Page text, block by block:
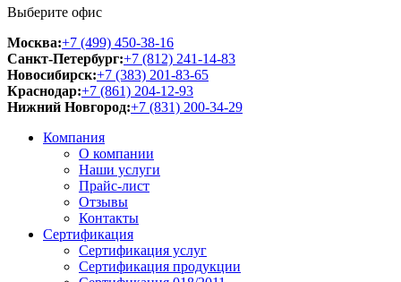
Выберите офис
Москва:+7 (499) 450-38-16
Санкт-Петербург:+7 (812) 241-14-83
Новосибирск:+7 (383) 201-83-65
Краснодар:+7 (861) 204-12-93
Нижний Новгород:+7 (831) 200-34-29
Компания
О компании
Наши услуги
Прайс-лист
Отзывы
Контакты
Сертификация
Сертификация услуг
Сертификация продукции